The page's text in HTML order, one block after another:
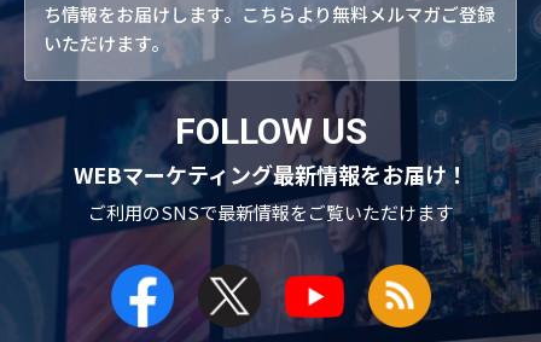
ち情報をお届けします。こちらより無料メルマガご登録
いただけます。
FOLLOW US
WEBマーケティング最新情報をお届け！
ご利用のSNSで最新情報をご覧いただけます